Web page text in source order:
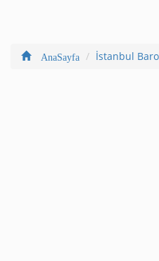
AnaSayfa İstanbul